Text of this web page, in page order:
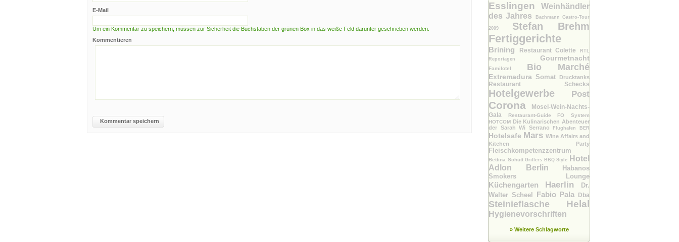
E-Mail
Um ein Kommentar zu speichern, müssen zur Sicherheit die Buchstaben der grünen Box in das weiße Feld darunter geschrieben werden.
Kommentieren
Kommentar speichern
Esslingen
Weinhändler
des Jahres
Bachmann Gastro-Tour
2009 Stefan Brehm
Fertiggerichte
Brining Restaurant ColetteRTL
Reportagen Gourmetnacht
Familotel Bio Marché
Extremadura Somat Drucktanks
Restaurant Schecks
Hotelgewerbe Post
Corona
Mosel-Wein-Nachts-
Gala
Restaurant-Guide FO System
HOTCOM Die Kulinarischen Abenteuer
der Sarah Wi SerranoFlughafen BER
Hotelsafe Mars Wine Affairs and
Kitchen Party
Fleischkompetenzzentrum
Bettina SchüttGrillers BBQ Style
Hotel
Adlon Berlin
Habanos
Smokers Lounge
Küchengarten Haerlin
Dr.
Walter Scheel Fabio Pala Dba
Steinieflasche Helal
Hygienevorschriften
» Weitere Schlagworte